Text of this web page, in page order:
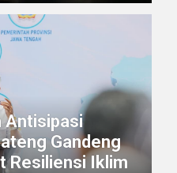
Antisipasi
Gandeng
Resiliensi Iklim